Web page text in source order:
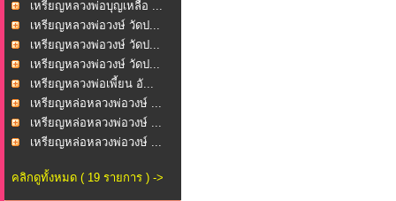
เหรียญหลวงพ่อบุญเหลือ ...
เหรียญหลวงพ่อวงษ์ วัดป...
เหรียญหลวงพ่อวงษ์ วัดป...
เหรียญหลวงพ่อวงษ์ วัดป...
เหรียญหลวงพ่อเพี้ยน อั...
เหรียญหล่อหลวงพ่อวงษ์ ...
เหรียญหล่อหลวงพ่อวงษ์ ...
เหรียญหล่อหลวงพ่อวงษ์ ...
คลิกดูทั้งหมด ( 19 รายการ ) ->